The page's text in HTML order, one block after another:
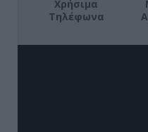
Χρήσιμα
Τηλέφωνα